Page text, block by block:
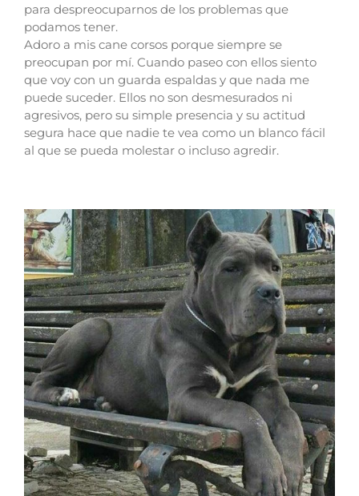
para despreocuparnos de los problemas que
podamos tener.
Adoro a mis cane corsos porque siempre se
preocupan por mí. Cuando paseo con ellos siento
que voy con un guarda espaldas y que nada me
puede suceder. Ellos no son desmesurados ni
agresivos, pero su simple presencia y su actitud
segura hace que nadie te vea como un blanco fácil
al que se pueda molestar o incluso agredir.